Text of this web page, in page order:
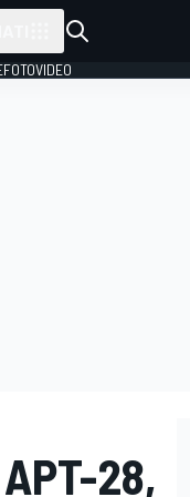
FOTOVIDEO
28,